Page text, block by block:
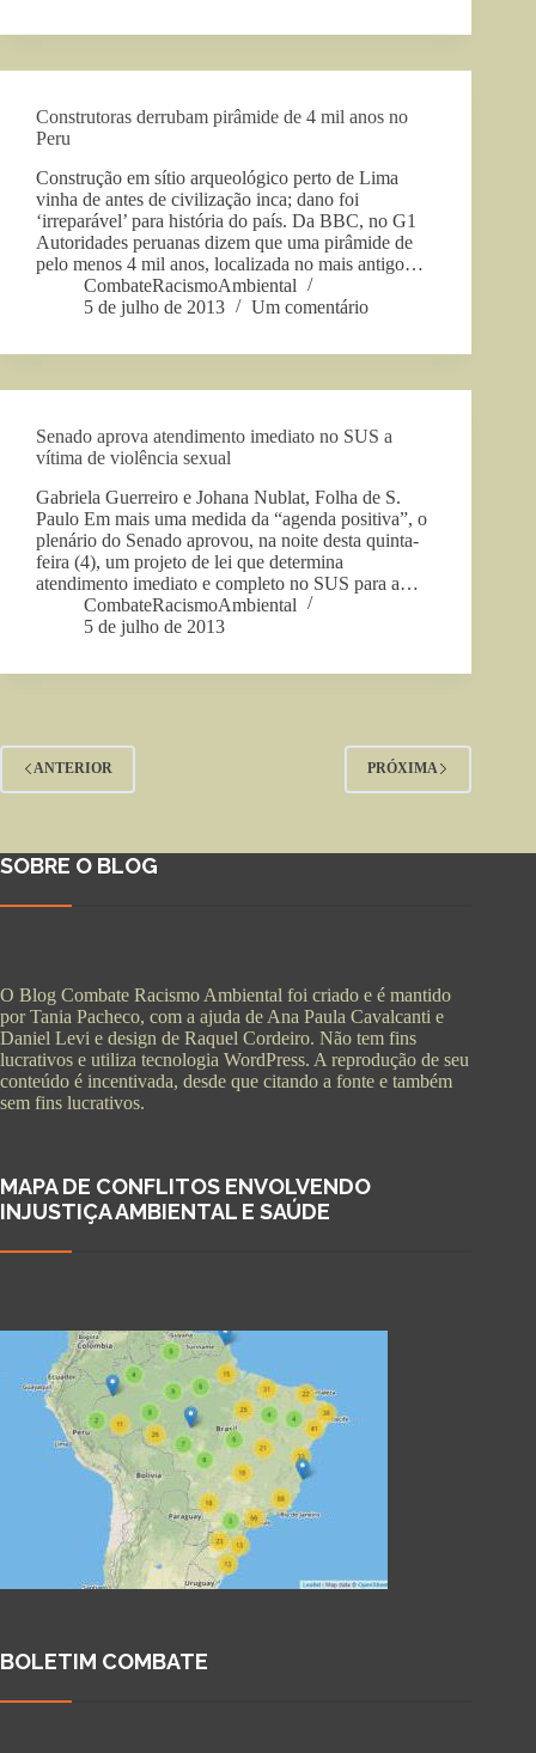
Construtoras derrubam pirâmide de 4 mil anos no
Peru
Construção em sítio arqueológico perto de Lima
vinha de antes de civilização inca; dano foi
‘irreparável’ para história do país. Da BBC, no G1
Autoridades peruanas dizem que uma pirâmide de
pelo menos 4 mil anos, localizada no mais antigo…
CombateRacismoAmbiental
5 de julho de 2013
Um comentário
Senado aprova atendimento imediato no SUS a
vítima de violência sexual
Gabriela Guerreiro e Johana Nublat, Folha de S.
Paulo Em mais uma medida da “agenda positiva”, o
plenário do Senado aprovou, na noite desta quinta-
feira (4), um projeto de lei que determina
atendimento imediato e completo no SUS para a…
CombateRacismoAmbiental
5 de julho de 2013
ANTERIOR PRÓXIMA
SOBRE O BLOG
O Blog Combate Racismo Ambiental foi criado e é mantido
por Tania Pacheco, com a ajuda de Ana Paula Cavalcanti e
Daniel Levi e design de Raquel Cordeiro. Não tem fins
lucrativos e utiliza tecnologia WordPress. A reprodução de seu
conteúdo é incentivada, desde que citando a fonte e também
sem fins lucrativos.
MAPA DE CONFLITOS ENVOLVENDO
INJUSTIÇA AMBIENTAL E SAÚDE
BOLETIM COMBATE